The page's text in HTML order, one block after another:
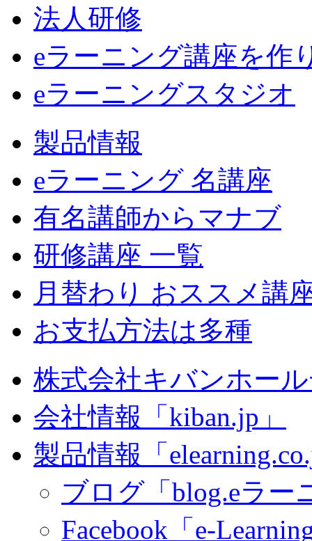
法人研修
eラーニング講座を作
eラーニングスタジオ
製品情報
eラーニング 名講座
有名講師からマナブ
研修講座 一覧
月替わり おススメ講
お支払方法は多種
株式会社キバンホー
会社情報「kiban.jp」
製品情報「
ブログ「blog.eラー
Facebook「e-